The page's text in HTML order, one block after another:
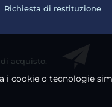
Richiesta di restituzione
acquisto.
i cookie o tecnologie